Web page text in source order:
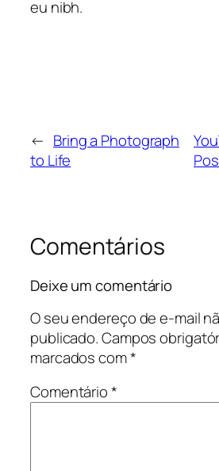
eu nibh.
← Bring a Photograph
to Life
Comentários
Deixe um comentário
O seu endereço de e-mail
publicado.Campos
marcados com*
Comentário*